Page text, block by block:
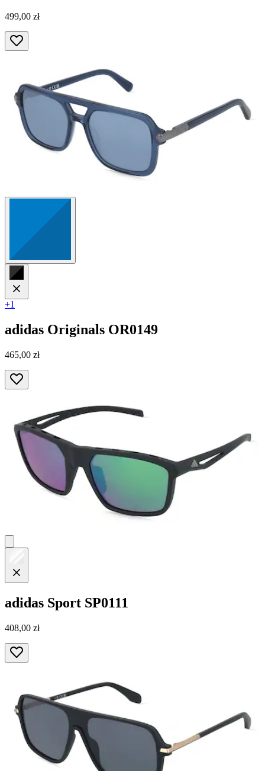
499,00 zł
+1
adidas Originals OR0149
465,00 zł
adidas Sport SP0111
408,00 zł